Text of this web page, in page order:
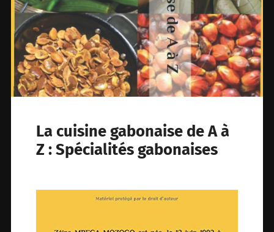
La cuisine gabonaise de A à
Z : Spécialités gabonaises